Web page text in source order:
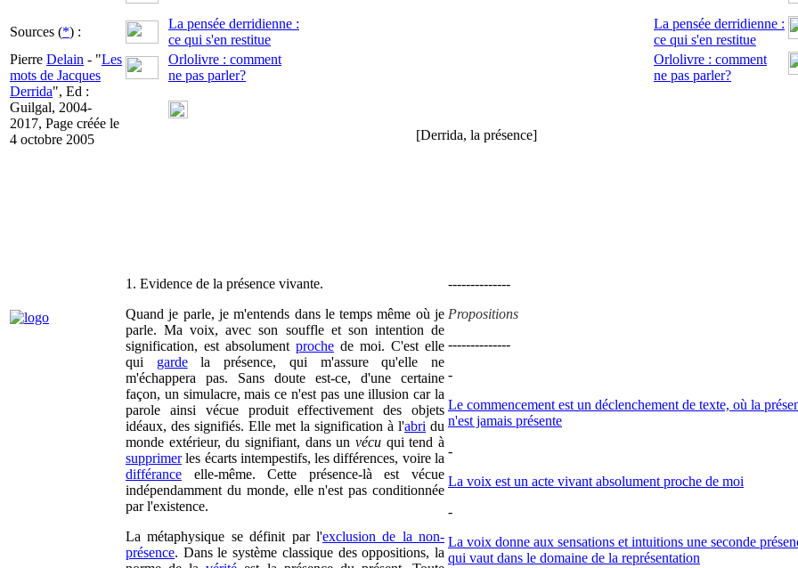
Sources (*) :
La pensée derridienne :
ce qui s'en restitue
La pensée derridienne :
ce qui s'en restitue
Pierre Delain - "Les
mots de Jacques
Derrida", Ed :
Guilgal, 2004-
2017, Page créée le
4 octobre 2005
Orlolivre : comment
ne pas parler?
[Derrida, la présence]
Orlolivre : comment
ne pas parler?
1. Evidence de la présence vivante.
Quand je parle, je m'entends dans le temps même où je
parle. Ma voix, avec son souffle et son intention de
signification, est absolument proche de moi. C'est elle
qui gardela présence, qui m'assure qu'elle ne
m'échappera pas. Sans doute est-ce, d'une certaine
façon, un simulacre, mais ce n'est pas une illusion car la
parole ainsi vécue produit effectivement des objets
idéaux, des signifiés. Elle met la signification à l'abri du
monde extérieur, du signifiant, dans un vécu qui tend à
supprimerles écarts intempestifs, les différences, voire la
différance elle-même. Cette présence-là est vécue
indépendamment du monde, elle n'est pas conditionnée
par l'existence.
La métaphysique se définit par l'exclusion de la non-
présence. Dans le système classique des oppositions, la
--------------
Propositions
--------------
-
Le commencement est un déclenchement de texte, où la
n'est jamais présente
-
La voix est un acte vivant absolument proche de moi
-
La voix donne aux sensations et intuitions une seconde
qui vaut dans le domaine de la représentation